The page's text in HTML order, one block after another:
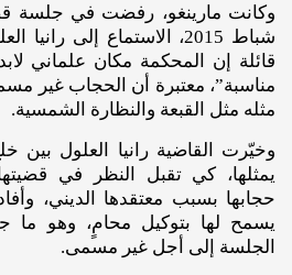
وكانت مارينغو، رفضت في جلسة
شباط 2015، الاستماع إلى
قائلة إن المحكمة مكان علماني
مناسبة”، معتبرة أن الحجاب غير
مثله مثل القبعة والنظارة الشمسية.
وخيّرت القاضية رانيا العلول بين
يمثلها، كي تقبل النظر في
حجابها بسبب معتقدها الديني،
يسمح لها بتوكيل محامٍ، وهو ما
الجلسة إلى أجل غير مسمى.